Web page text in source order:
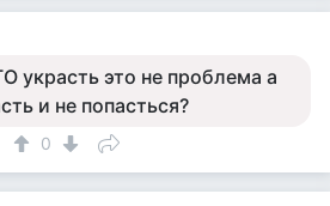
украсть это не проблема а
и не попасться?
0